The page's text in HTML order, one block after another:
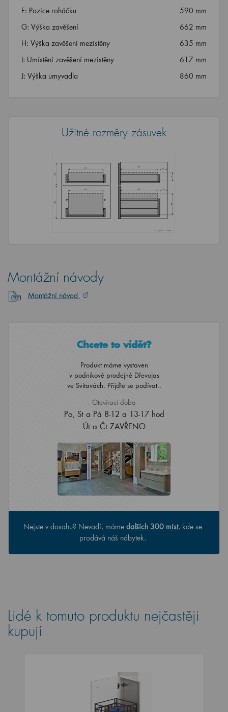
F: Pozice roháčku
590 mm
G: Výška zavěšení
662 mm
H: Výška zavěšení mezistěny
635 mm
I: Umístění zavěšení mezistěny
617 mm
J: Výška umyvadla
860 mm
Užitné rozměry zásuvek
Montážní návody
Montážní návod
Chcete to vidět?
Produkt máme vystaven
v podnikové prodejně Dřevojas
ve Svitavách. Přijďte se podívat..
Otevírací doba
Po, St a Pá 8-12 a 13-17 hod
Út a Čt ZAVŘENO
Nejste v dosahu? Nevadí, máme dalších 300 míst, kde se
prodává náš nábytek.
Lidé k tomuto produktu nejčastěji
kupují